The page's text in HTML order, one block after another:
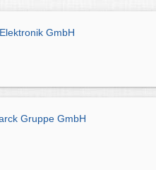
GmbH
Gruppe GmbH